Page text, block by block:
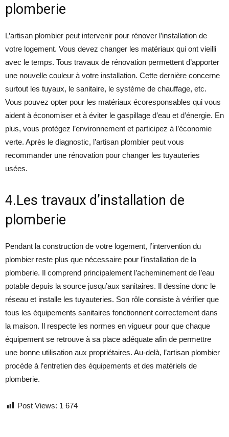
plomberie
L’artisan plombier peut intervenir pour rénover l’installation de
votre logement. Vous devez changer les matériaux qui ont vieilli
avec le temps. Tous travaux de rénovation permettent d’apporter
une nouvelle couleur à votre installation. Cette dernière concerne
surtout les tuyaux, le sanitaire, le système de chauffage, etc.
Vous pouvez opter pour les matériaux écoresponsables qui vous
aident à économiser et à éviter le gaspillage d’eau et d’énergie. En
plus, vous protégez l’environnement et participez à l’économie
verte. Après le diagnostic, l’artisan plombier peut vous
recommander une rénovation pour changer les tuyauteries
usées.
4.Les travaux d’installation de
plomberie
Pendant la construction de votre logement, l’intervention du
plombier reste plus que nécessaire pour l’installation de la
plomberie. Il comprend principalement l’acheminement de l’eau
potable depuis la source jusqu’aux sanitaires. Il dessine donc le
réseau et installe les tuyauteries. Son rôle consiste à vérifier que
tous les équipements sanitaires fonctionnent correctement dans
la maison. Il respecte les normes en vigueur pour que chaque
équipement se retrouve à sa place adéquate afin de permettre
une bonne utilisation aux propriétaires. Au-delà, l’artisan plombier
procède à l’entretien des équipements et des matériels de
plomberie.
Post Views: 1 674